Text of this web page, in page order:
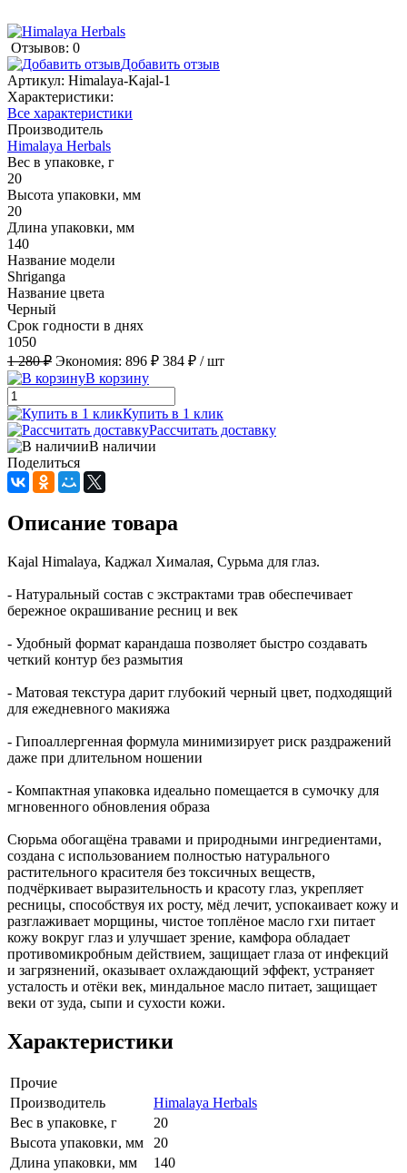
Отзывов: 0
Добавить отзыв
Артикул: Himalaya-Kajal-1
Характеристики:
Все характеристики
Производитель
Himalaya Herbals
Вес в упаковке, г
20
Высота упаковки, мм
20
Длина упаковки, мм
140
Название модели
Shriganga
Название цвета
Черный
Срок годности в днях
1050
1 280 ₽ Экономия: 896 ₽ 384 ₽ / шт
В корзину
Купить в 1 клик
Рассчитать доставку
В наличии
Поделиться
Описание товара
Kajal Himalaya, Каджал Хималая, Сурьма для глаз.
- Натуральный состав с экстрактами трав обеспечивает
бережное окрашивание ресниц и век
- Удобный формат карандаша позволяет быстро создавать
четкий контур без размытия
- Матовая текстура дарит глубокий черный цвет, подходящий
для ежедневного макияжа
- Гипоаллергенная формула минимизирует риск раздражений
даже при длительном ношении
- Компактная упаковка идеально помещается в сумочку для
мгновенного обновления образа
Сюрьма обогащёна травами и природными ингредиентами,
создана с использованием полностью натурального
растительного красителя без токсичных веществ,
подчёркивает выразительность и красоту глаз, укрепляет
ресницы, способствуя их росту, мёд лечит, успокаивает кожу и
разглаживает морщины, чистое топлёное масло гхи питает
кожу вокруг глаз и улучшает зрение, камфора обладает
противомикробным действием, защищает глаза от инфекций
и загрязнений, оказывает охлаждающий эффект, устраняет
усталость и отёки век, миндальное масло питает, защищает
веки от зуда, сыпи и сухости кожи.
Характеристики
Прочие
Производитель
Himalaya Herbals
Вес в упаковке, г
20
Высота упаковки, мм
20
Длина упаковки, мм
140